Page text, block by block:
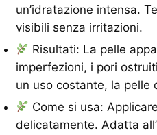
un’idratazione intensa.
visibili senza irritazioni.
Risultati: La pelle
imperfezioni, i pori
un uso costante, la pelle
Come si usa:
delicatamente. Adatta